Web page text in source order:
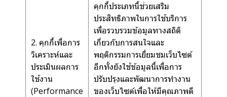
2. คุกกี้เพื่อการ
วิเคราะห์และ
ประเมินผลการ
ใช้งาน
(Performance
คุกกี้ประเภทนี้ช่วยเสริม
ประสิทธิภาพในการใช้บริการ
เพื่อรวบรวมข้อมูลทางสถิติ
เกี่ยวกับการสนใจและ
พฤติกรรมการเยี่ยมชมเว็บไซต์
อีกทั้งยังใช้ข้อมูลนี้เพื่อการ
ปรับปรุงและพัฒนาการทำงาน
ของเว็บไซต์เพื่อให้มีคุณภาพดี